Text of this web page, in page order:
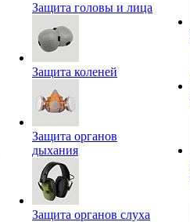
Защита головы и лица
Защита коленей
Защита органов
дыхания
Защита органов слуха